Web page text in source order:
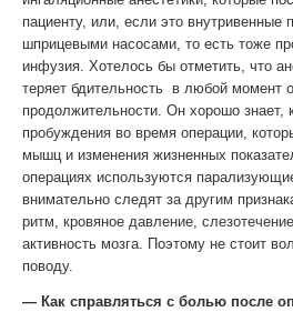
пациенту, или, если это внутривенные
шприцевыми насосами, то есть тоже
инфузия. Хотелось бы отметить, что
теряет бдительность в любой момент
продолжительности. Он хорошо знает,
пробуждения во время операции,
мышц и изменения жизненных
операциях используются
внимательно следят за другим
ритм, кровяное давление,
активность мозга. Поэтому не стоит
поводу.
— Как справляться с болью после